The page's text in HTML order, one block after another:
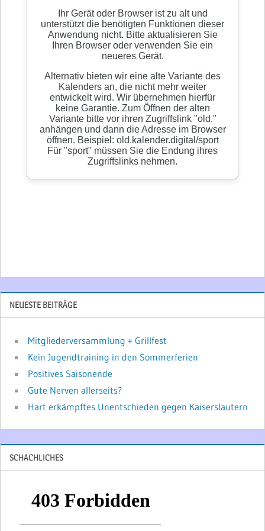
NEUESTE BEITRÄGE
Mitgliederversammlung + Grillfest
Kein Jugendtraining in den Sommerferien
Positives Saisonende
Gute Nerven allerseits?
Hart erkämpftes Unentschieden gegen Kaiserslautern
SCHACHLICHES